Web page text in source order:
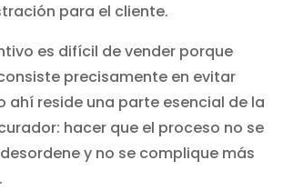
para el cliente.
es difícil de vender porque
precisamente en evitar
ahí reside una parte esencial de la
hacer que el proceso no se
y no se complique más